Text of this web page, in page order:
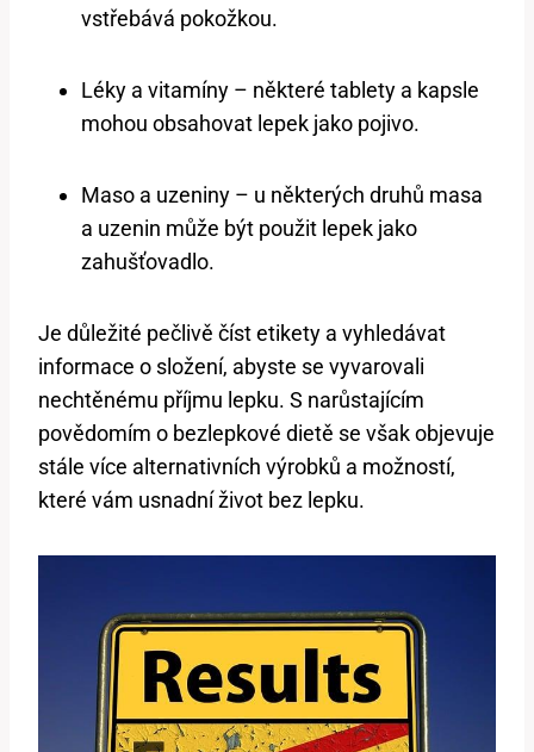
vstřebává pokožkou.
Léky a vitamíny – některé tablety a kapsle
mohou obsahovat lepek jako pojivo.
Maso a uzeniny – u některých druhů masa
a uzenin může být použit lepek jako
zahušťovadlo.
Je důležité pečlivě číst etikety a vyhledávat
informace o složení, abyste se vyvarovali
nechtěnému příjmu lepku. S narůstajícím
povědomím o bezlepkové dietě se však objevuje
stále více alternativních výrobků a možností,
které vám usnadní život bez lepku.